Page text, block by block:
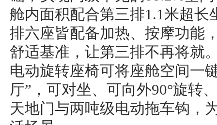
舱内面积配合第三排1.1米超长
排六座皆配备加热、按摩功能
舒适基准，让第三排不再将就
电动旋转座椅可将座舱空间一
厅”，可对坐、可向外90°旋转
天地门与两吨级电动拖车钩，